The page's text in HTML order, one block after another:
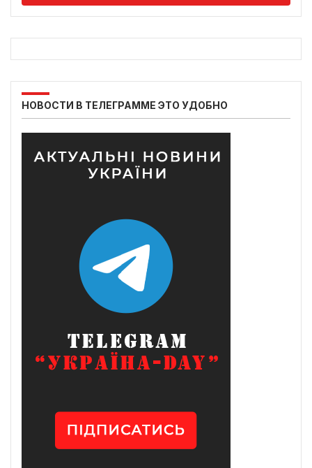
НОВОСТИ В ТЕЛЕГРАММЕ ЭТО УДОБНО